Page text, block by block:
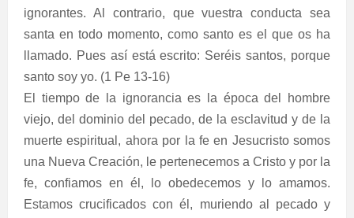
ignorantes. Al contrario, que vuestra conducta sea
santa en todo momento, como santo es el que os ha
llamado. Pues así está escrito: Seréis santos, porque
santo soy yo. (1 Pe 13-16)
El tiempo de la ignorancia es la época del hombre
viejo, del dominio del pecado, de la esclavitud y de la
muerte espiritual, ahora por la fe en Jesucristo somos
una Nueva Creación, le pertenecemos a Cristo y por la
fe, confiamos en él, lo obedecemos y lo amamos.
Estamos crucificados con él, muriendo al pecado y